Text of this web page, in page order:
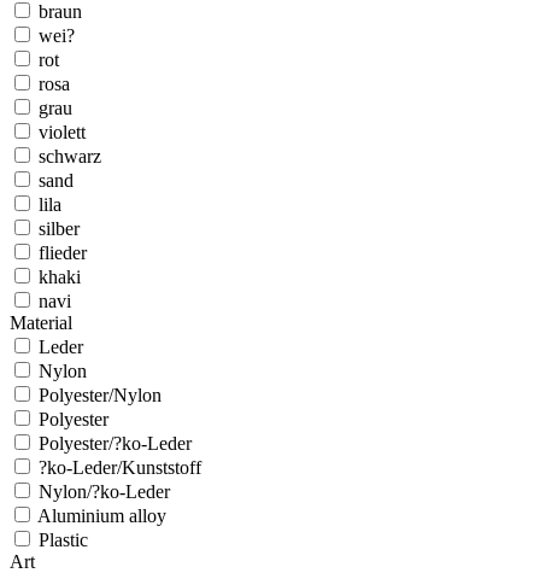
braun
wei?
rot
rosa
grau
violett
schwarz
sand
lila
silber
flieder
khaki
navi
Material
Leder
Nylon
Polyester/Nylon
Polyester
Polyester/?ko-Leder
?ko-Leder/Kunststoff
Nylon/?ko-Leder
Aluminium alloy
Plastic
Art